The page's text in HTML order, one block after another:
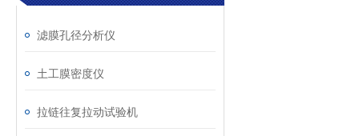
滤膜孔径分析仪
土工膜密度仪
拉链往复拉动试验机